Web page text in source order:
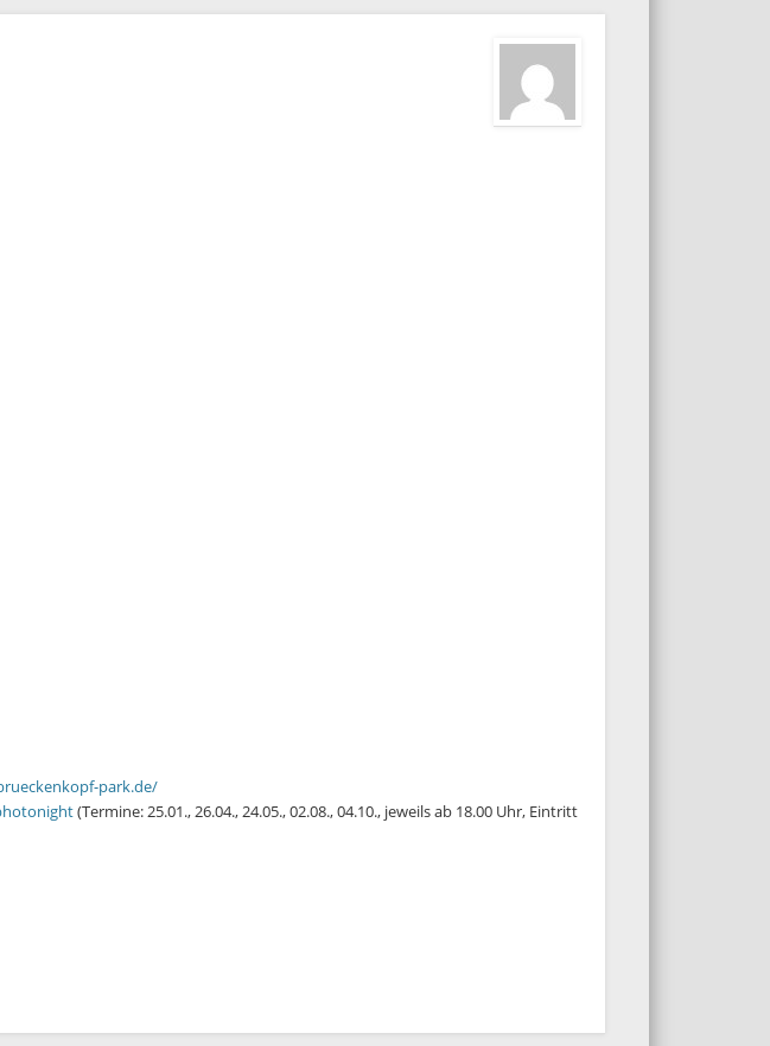
park.de/
(Termine: 25.01., 26.04., 24.05., 02.08., 04.10., jeweils ab 18.00 Uhr, Eintritt